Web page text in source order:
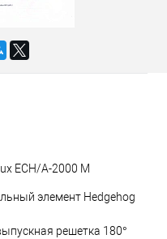
ECH/A-2000 M
элемент Hedgehog
решетка 180°